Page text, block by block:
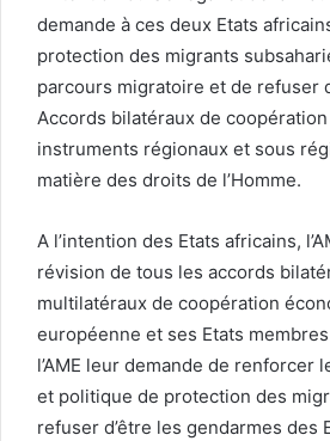
demande à ces deux Etats
protection des migrants
parcours migratoire et de refuser
Accords bilatéraux de
instruments régionaux et sous
matière des droits de l’Homme.
A l’intention des Etats africains,
révision de tous les accords
multilatéraux de coopération
européenne et ses Etats
l’AME leur demande de renforcer
et politique de protection des
refuser d’être les gendarmes des